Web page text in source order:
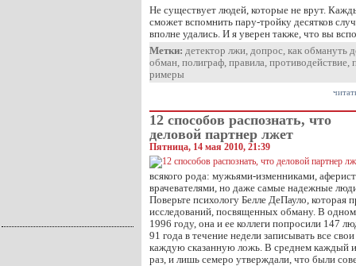
Не существует людей, которые не врут.
сможет вспомнить пару-тройку десятков
вполне удались. И я уверен также, что вы
Метки: детектор лжи, допрос, как обмануть
обман, полиграф, правила, противодействие,
римеры
12 способов распознать, что
деловой партнер лжет
Пятница, 14 мая 2010, 21:39
всякого рода: мужьями-изменниками,
врачевателями, но даже самые надежные
Поверьте психологу Белле ДеПауло, которая
исследований, посвященных обману. В
1996 году, она и ее коллеги попросили 147
91 года в течение недели записывать все
каждую сказанную ложь. В среднем каждый
раз, и лишь семеро утверждали, что были